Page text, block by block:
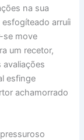
na sua
arruíi
se move
um recetor,
esfinge
achamorrado